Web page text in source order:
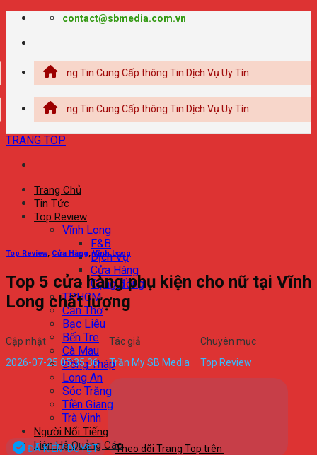
Chuyển
contact@sbmedia.com.vn
Thông Tin Cung Cấp thông Tin Dịch Vụ Uy Tín
Thông Tin Cung Cấp thông Tin Dịch Vụ Uy Tín
TRANG TOP
Trang Chủ
Tin Tức
Top Review
Vĩnh Long
F&B
Dịch Vụ
Cửa Hàng
Cộng đồng
TPHCM
Cần Thơ
Bạc Liêu
Bến Tre
Cà Mau
Đồng Tháp
Long An
Sóc Trăng
Tiền Giang
Trà Vinh
Người Nổi Tiếng
Liên Hệ Quảng Cáo
Top Review, Cửa Hàng,Vĩnh Long
Top 5 cửa hàng phụ kiện cho nữ tại Vĩnh
Long chất lượng
Cập nhật
2026-07-25 05:35:36
Tác giả
Trần My SB Media
Chuyên mục
Top Review
ĐÃ KIỂM DUYỆT Theo dõi Trang Top trên